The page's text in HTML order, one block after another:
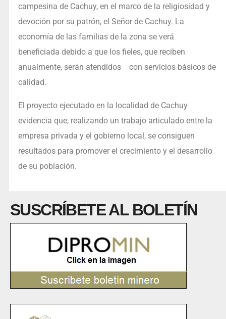
campesina de Cachuy, en el marco de la religiosidad y
devoción por su patrón, el Señor de Cachuy. La
economía de las familias de la zona se verá
beneficiada debido a que los fieles, que reciben
anualmente, serán atendidos con servicios básicos de
calidad.
El proyecto ejecutado en la localidad de Cachuy
evidencia que, realizando un trabajo articulado entre la
empresa privada y el gobierno local, se consiguen
resultados para promover el crecimiento y el desarrollo
de su población.
SUSCRÍBETE AL BOLETÍN